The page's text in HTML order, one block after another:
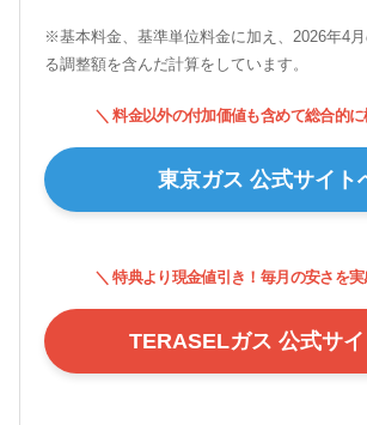
※基本料金、基準単位料金に加え、2026年4
る調整額を含んだ計算をしています。
＼ 料金以外の付加価値も含めて総合的
東京ガス 公式サイト
＼ 特典より現金値引き！毎月の安さを
TERASELガス 公式サ